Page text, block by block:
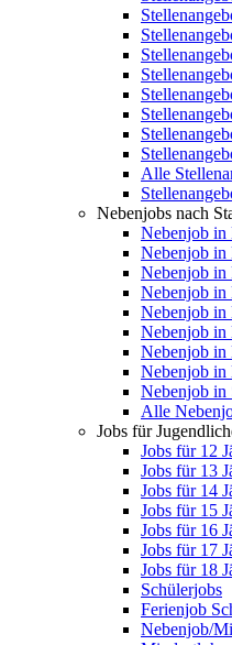
Alle
Nebenjobs nach
Nebenjob in
Nebenjob in
Nebenjob in
Nebenjob in
Nebenjob in
Nebenjob in
Nebenjob in
Nebenjob in
Nebenjob in
Alle
Jobs für
Jobs für 12
Jobs für 13
Jobs für 14
Jobs für 15
Jobs für 16
Jobs für 17
Jobs für 18
Schülerjobs
Ferienjob
Nebenjob/